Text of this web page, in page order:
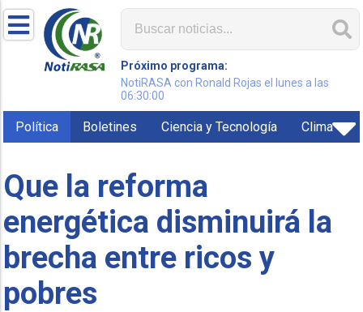
Próximo programa:
NotiRASA con Ronald Rojas el lunes a las
06:30:00
Política Boletines Ciencia y Tecnología Clima
Que la reforma
energética disminuirá la
brecha entre ricos y
pobres